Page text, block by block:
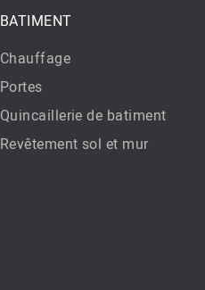
BATIMENT
Chauffage
Portes
Quincaillerie de batiment
Revêtement sol et mur